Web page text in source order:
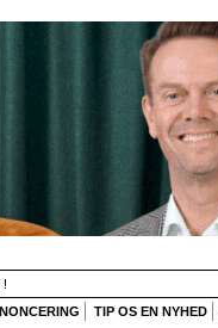
!
TIP OS EN NYHED